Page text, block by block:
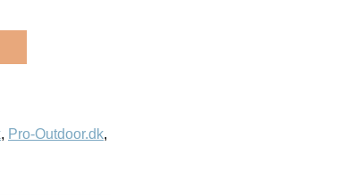
, Pro-Outdoor.dk,